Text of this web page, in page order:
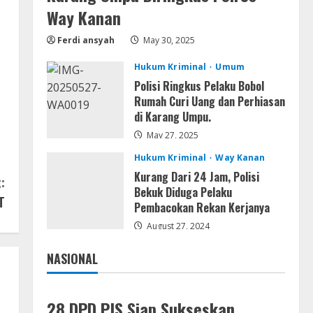
August 7, 2026
Lan
Dune: Awakening FitGirl Repack
+Patch Direct Link 2026
Way Kanan
Ferdi ansyah May 30, 2025
Hukum Kriminal Umum
Polisi Ringkus Pelaku Bobol
Rumah Curi Uang dan Perhiasan
di Karang Umpu.
May 27, 2025
Hukum Kriminal
Way Kanan
Kurang Dari 24 Jam, Polisi
Bekuk Diduga Pelaku
Pembacokan Rekan Kerjanya
August 27, 2024
NASIONAL
Jakarta